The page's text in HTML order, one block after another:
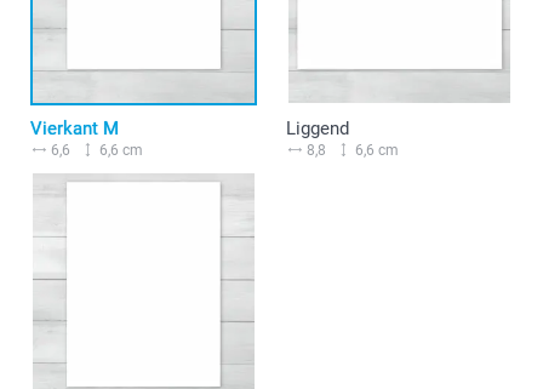
Vierkant M
6,6 6,6 cm
Liggend
8,8 6,6 cm